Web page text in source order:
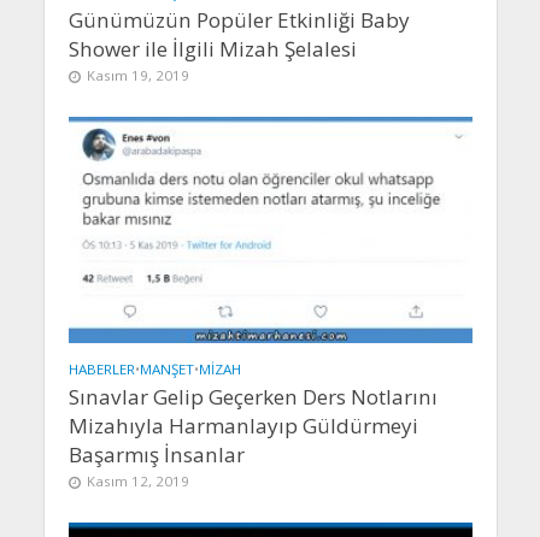
Günümüzün Popüler Etkinliği Baby
Shower ile İlgili Mizah Şelalesi
Kasım 19, 2019
HABERLER•MANŞET•MIZAH
Sınavlar Gelip Geçerken Ders Notlarını
Mizahıyla Harmanlayıp Güldürmeyi
Başarmış İnsanlar
Kasım 12, 2019